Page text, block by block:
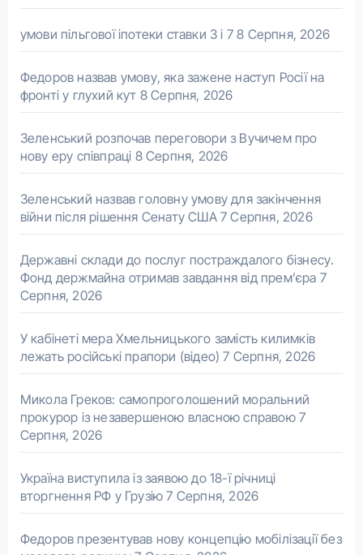
умови пільгової іпотеки ставки 3 і 7 8 Серпня, 2026
Федоров назвав умову, яка зажене наступ Росії на
фронті у глухий кут 8 Серпня, 2026
Зеленський розпочав переговори з Вучичем про
нову еру співпраці 8 Серпня, 2026
Зеленський назвав головну умову для закінчення
війни після рішення Сенату США 7 Серпня, 2026
Державні склади до послуг постраждалого бізнесу.
Фонд держмайна отримав завдання від прем’єра 7
Серпня, 2026
У кабінеті мера Хмельницького замість килимків
лежать російські прапори (відео) 7 Серпня, 2026
Микола Греков: самопроголошений моральний
прокурор із незавершеною власною справою 7
Серпня, 2026
Україна виступила із заявою до 18-ї річниці
вторгнення РФ у Грузію 7 Серпня, 2026
Федоров презентував нову концепцію мобілізації без